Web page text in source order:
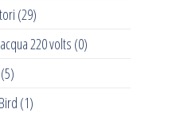
(29)
220 volts (0)
(5)
(1)